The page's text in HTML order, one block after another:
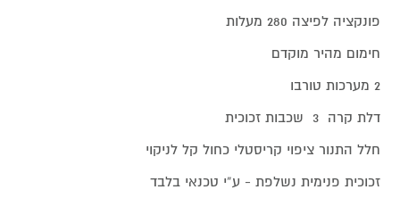
פונקציה לפיצה 280 מעלות
חימום מהיר מוקדם
2 מערכות טורבו
דלת קרה 3 שכבות זכוכית
חלל התנור ציפוי קריסטלי כחול קל לניקוי
זכוכית פנימית נשלפת - ע”י טכנאי בלבד